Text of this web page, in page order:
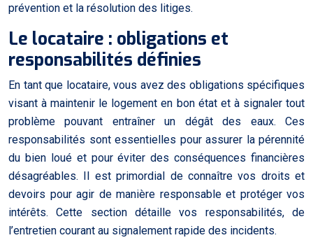
prévention et la résolution des litiges.
Le locataire : obligations et
responsabilités définies
En tant que locataire, vous avez des obligations spécifiques
visant à maintenir le logement en bon état et à signaler tout
problème pouvant entraîner un dégât des eaux. Ces
responsabilités sont essentielles pour assurer la pérennité
du bien loué et pour éviter des conséquences financières
désagréables. Il est primordial de connaître vos droits et
devoirs pour agir de manière responsable et protéger vos
intérêts. Cette section détaille vos responsabilités, de
l’entretien courant au signalement rapide des incidents.